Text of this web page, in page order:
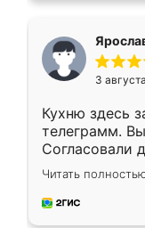
3
Кухню здесь
телеграмм.
Согласовали
недели кухня
довольны
мебель за
Читать